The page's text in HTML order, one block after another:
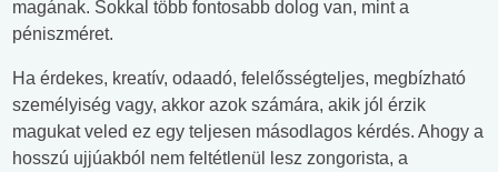
magának. Sokkal több fontosabb dolog van, mint a
péniszméret.
Ha érdekes, kreatív, odaadó, felelősségteljes, megbízható
személyiség vagy, akkor azok számára, akik jól érzik
magukat veled ez egy teljesen másodlagos kérdés. Ahogy a
hosszú ujjúakból nem feltétlenül lesz zongorista, a